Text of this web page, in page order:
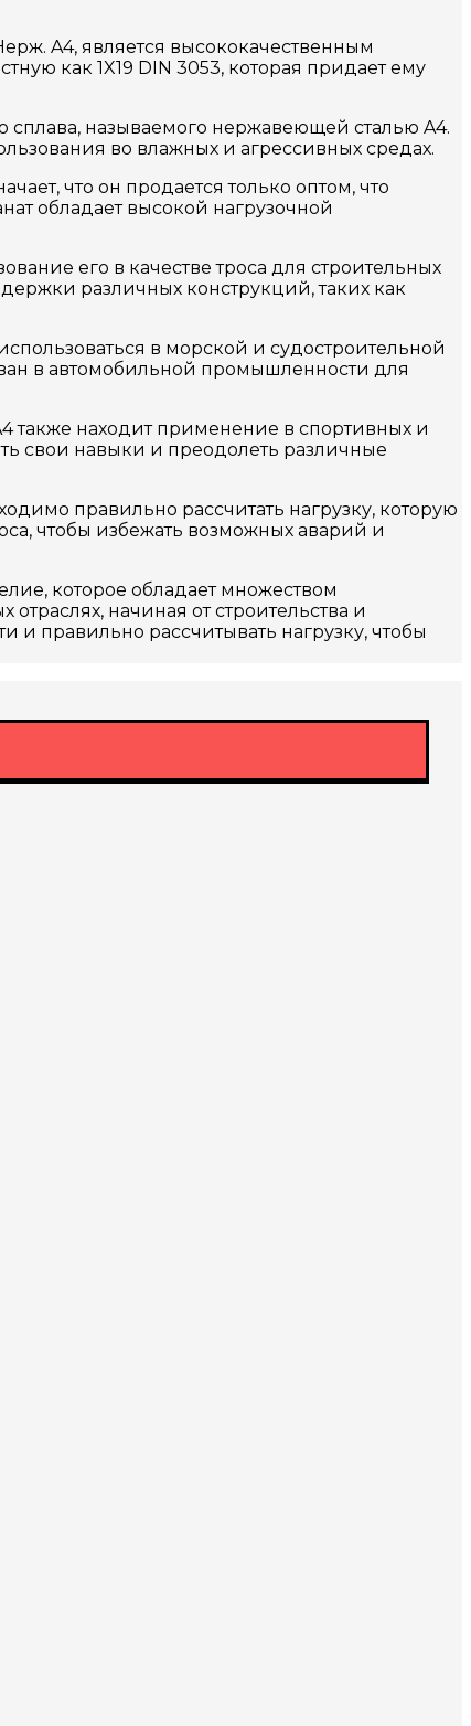
A4, является высококачественным
как 1X19 DIN 3053, которая придает ему
сплава, называемого нержавеющей сталью A4.
во влажных и агрессивных средах.
что он продается только оптом, что
обладает высокой нагрузочной
его в качестве троса для строительных
различных конструкций, таких как
в морской и судостроительной
в автомобильной промышленности для
также находит применение в спортивных и
свои навыки и преодолеть различные
правильно рассчитать нагрузку, которую
чтобы избежать возможных аварий и
которое обладает множеством
начиная от строительства и
правильно рассчитывать нагрузку, чтобы